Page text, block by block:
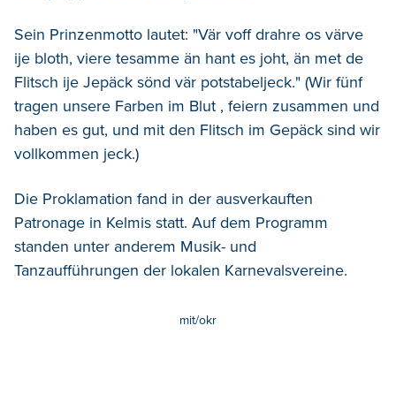
Sein Prinzenmotto lautet: "Vär voff drahre os värve
ije bloth, viere tesamme än hant es joht, än met de
Flitsch ije Jepäck sönd vär potstabeljeck." (Wir fünf
tragen unsere Farben im Blut , feiern zusammen und
haben es gut, und mit den Flitsch im Gepäck sind wir
vollkommen jeck.)
Die Proklamation fand in der ausverkauften
Patronage in Kelmis statt. Auf dem Programm
standen unter anderem Musik- und
Tanzaufführungen der lokalen Karnevalsvereine.
mit/okr